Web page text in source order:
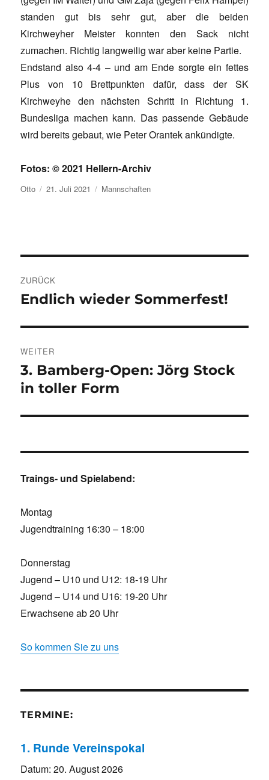
standen gut bis sehr gut, aber die beiden
Kirchweyher Meister konnten den Sack nicht
zumachen. Richtig langweilig war aber keine Partie.
Endstand also 4-4 – und am Ende sorgte ein fettes
Plus von 10 Brettpunkten dafür, dass der SK
Kirchweyhe den nächsten Schritt in Richtung 1.
Bundesliga machen kann. Das passende Gebäude
wird bereits gebaut, wie Peter Orantek ankündigte.
Fotos: © 2021 Hellern-Archiv
Autor
Otto Veröffentlicht
21. Juli 2021 Kategorien
Mannschaften
ZURÜCK
Vorheriger
Endlich wieder Sommerfest!
WEITER
Nächster
Beitrag:
3. Bamberg-Open: Jörg Stock
in toller Form
Traings- und Spielabend:
Montag
Jugendtraining 16:30 – 18:00
Donnerstag
Jugend – U10 und U12: 18-19 Uhr
Jugend – U14 und U16: 19-20 Uhr
Erwachsene ab 20 Uhr
So kommen Sie zu uns
TERMINE:
1. Runde Vereinspokal
Datum:20. August 2026